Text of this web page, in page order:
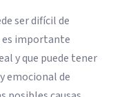
ser difícil de
es importante
y que puede tener
emocional de